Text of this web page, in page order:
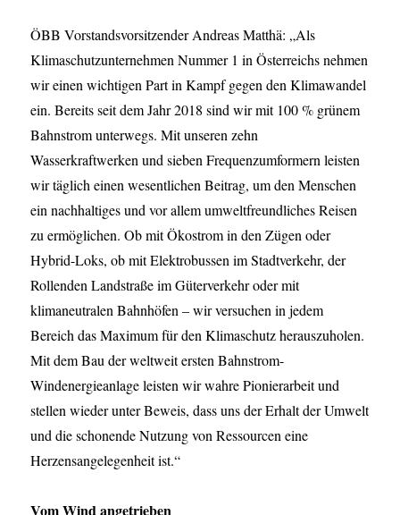
ÖBB Vorstandsvorsitzender Andreas Matthä: „Als
Klimaschutzunternehmen Nummer 1 in Österreichs nehmen
wir einen wichtigen Part in Kampf gegen den Klimawandel
ein. Bereits seit dem Jahr 2018 sind wir mit 100 % grünem
Bahnstrom unterwegs. Mit unseren zehn
Wasserkraftwerken und sieben Frequenzumformern leisten
wir täglich einen wesentlichen Beitrag, um den Menschen
ein nachhaltiges und vor allem umweltfreundliches Reisen
zu ermöglichen. Ob mit Ökostrom in den Zügen oder
Hybrid-Loks, ob mit Elektrobussen im Stadtverkehr, der
Rollenden Landstraße im Güterverkehr oder mit
klimaneutralen Bahnhöfen – wir versuchen in jedem
Bereich das Maximum für den Klimaschutz herauszuholen.
Mit dem Bau der weltweit ersten Bahnstrom-
Windenergieanlage leisten wir wahre Pionierarbeit und
stellen wieder unter Beweis, dass uns der Erhalt der Umwelt
und die schonende Nutzung von Ressourcen eine
Herzensangelegenheit ist.“
Vom Wind angetrieben